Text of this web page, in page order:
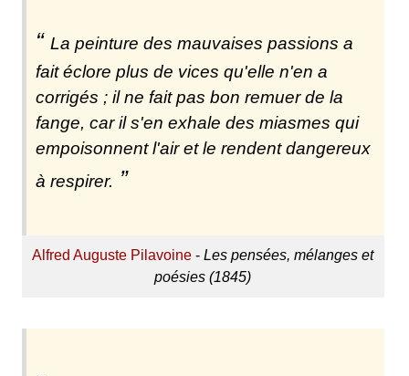
La peinture des mauvaises passions a
fait éclore plus de vices qu'elle n'en a
corrigés ; il ne fait pas bon remuer de la
fange, car il s'en exhale des miasmes qui
empoisonnent l'air et le rendent dangereux
à respirer.
Alfred Auguste Pilavoine -Les pensées, mélanges et
poésies (1845)